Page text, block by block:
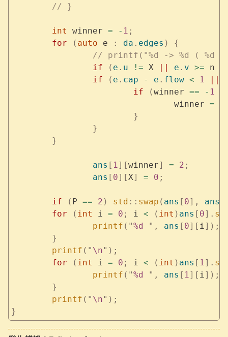
	// }
	int
winner = - 1 ;
	for
( auto e : da . edges )
{
// printf("%d -> %d ( %d
		if
( e . u != X e . v >= n
		if
( e . cap - e . flow < 1
			if
(winner == - 1
				winner
=
			}
		}
	}
		ans
[ 1][winner] = 2 ;
		ans
[ 0][X] = 0 ;
	if
( P == 2 ) std :: swap ( ans [ 0], ans
	for
( int i = 0 ; i < ( int ) ans [ 0].
		printf
( "%d " , ans [ 0][ i]);
	}
	printf
( " \n" );
	for
( int i = 0 ; i < ( int ) ans [ 1].
		printf
( "%d " , ans [ 1][ i]);
	}
	printf
( " \n" );
}